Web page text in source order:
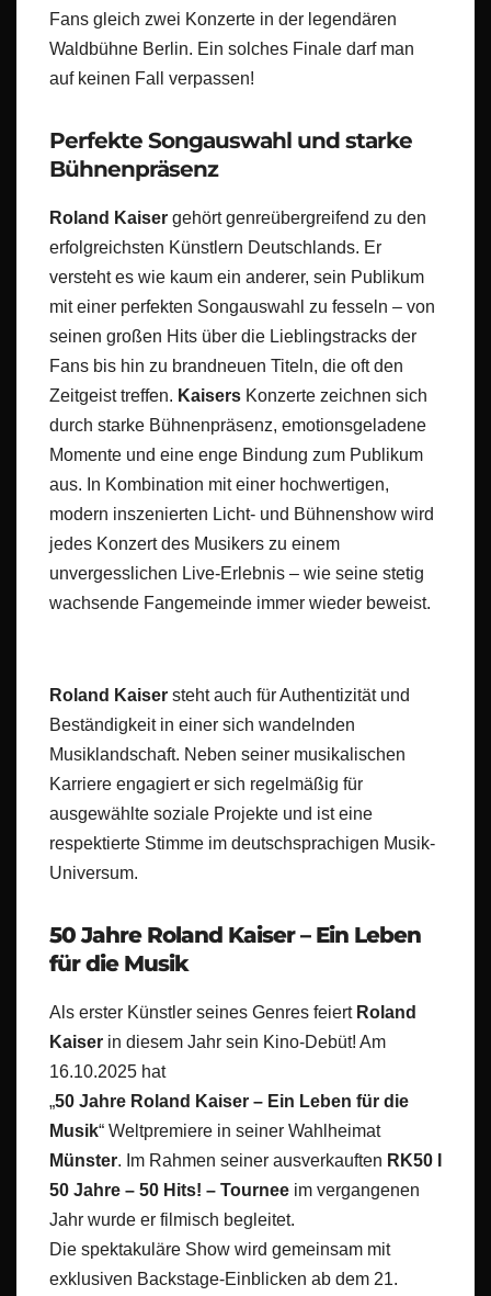
Fans gleich zwei Konzerte in der legendären
Waldbühne Berlin. Ein solches Finale darf man
auf keinen Fall verpassen!
Perfekte Songauswahl und starke
Bühnenpräsenz
Roland Kaiser gehört genreübergreifend zu den
erfolgreichsten Künstlern Deutschlands. Er
versteht es wie kaum ein anderer, sein Publikum
mit einer perfekten Songauswahl zu fesseln – von
seinen großen Hits über die Lieblingstracks der
Fans bis hin zu brandneuen Titeln, die oft den
Zeitgeist treffen. Kaisers Konzerte zeichnen sich
durch starke Bühnenpräsenz, emotionsgeladene
Momente und eine enge Bindung zum Publikum
aus. In Kombination mit einer hochwertigen,
modern inszenierten Licht- und Bühnenshow wird
jedes Konzert des Musikers zu einem
unvergesslichen Live-Erlebnis – wie seine stetig
wachsende Fangemeinde immer wieder beweist.
Roland Kaiser steht auch für Authentizität und
Beständigkeit in einer sich wandelnden
Musiklandschaft. Neben seiner musikalischen
Karriere engagiert er sich regelmäßig für
ausgewählte soziale Projekte und ist eine
respektierte Stimme im deutschsprachigen Musik-
Universum.
50 Jahre Roland Kaiser – Ein Leben
für die Musik
Als erster Künstler seines Genres feiert Roland
Kaiser in diesem Jahr sein Kino-Debüt! Am
16.10.2025 hat
„50 Jahre Roland Kaiser – Ein Leben für die
Musik“ Weltpremiere in seiner Wahlheimat
Münster. Im Rahmen seiner ausverkauften RK50 I
50 Jahre – 50 Hits! – Tournee im vergangenen
Jahr wurde er filmisch begleitet.
Die spektakuläre Show wird gemeinsam mit
exklusiven Backstage-Einblicken ab dem 21.